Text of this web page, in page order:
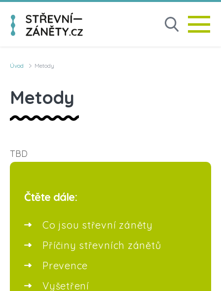
Úvod Metody
Čtěte dále:
Co jsou střevní záněty
Příčiny střevních zánětů
Prevence
Vyšetření
Metody
TBD